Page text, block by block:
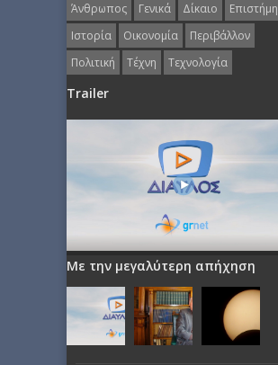
Άνθρωπος Γενικά Δίκαιο
Επιστήμη
Ιστορία
Οικονομία
Περιβάλλον
Πολιτική
Τέχνη Τεχνολογία
Trailer
Με την μεγαλύτερη απήχηση